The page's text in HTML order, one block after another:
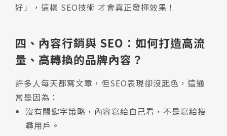
好」，這樣 SEO技術 才會真正發揮效果！
四、內容行銷與 SEO：如何打造高流
量、高轉換的品牌內容？
許多人每天都寫文章，但SEO表現卻沒起色，這通
常是因為：
沒有關鍵字策略，內容寫給自己看，不是寫給搜
尋用戶。